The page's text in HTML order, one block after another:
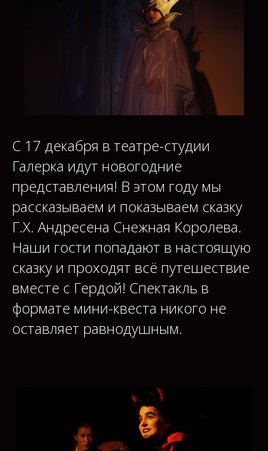
С 17 декабря в театре-студии
Галерка идут новогодние
представления! В этом году мы
рассказываем и показываем сказку
Г.Х. Андресена Снежная Королева.
Наши гости попадают в настоящую
сказку и проходят всё путешествие
вместе с Гердой! Спектакль в
формате мини-квеста никого не
оставляет равнодушным.